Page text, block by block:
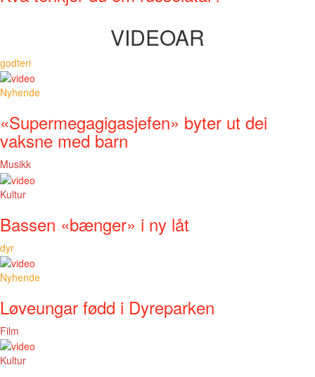
VIDEOAR
godteri
Nyhende
«Supermegagigasjefen» byter ut dei
vaksne med barn
Musikk
Kultur
Bassen «bænger» i ny låt
dyr
Nyhende
Løveungar fødd i Dyreparken
Film
Kultur